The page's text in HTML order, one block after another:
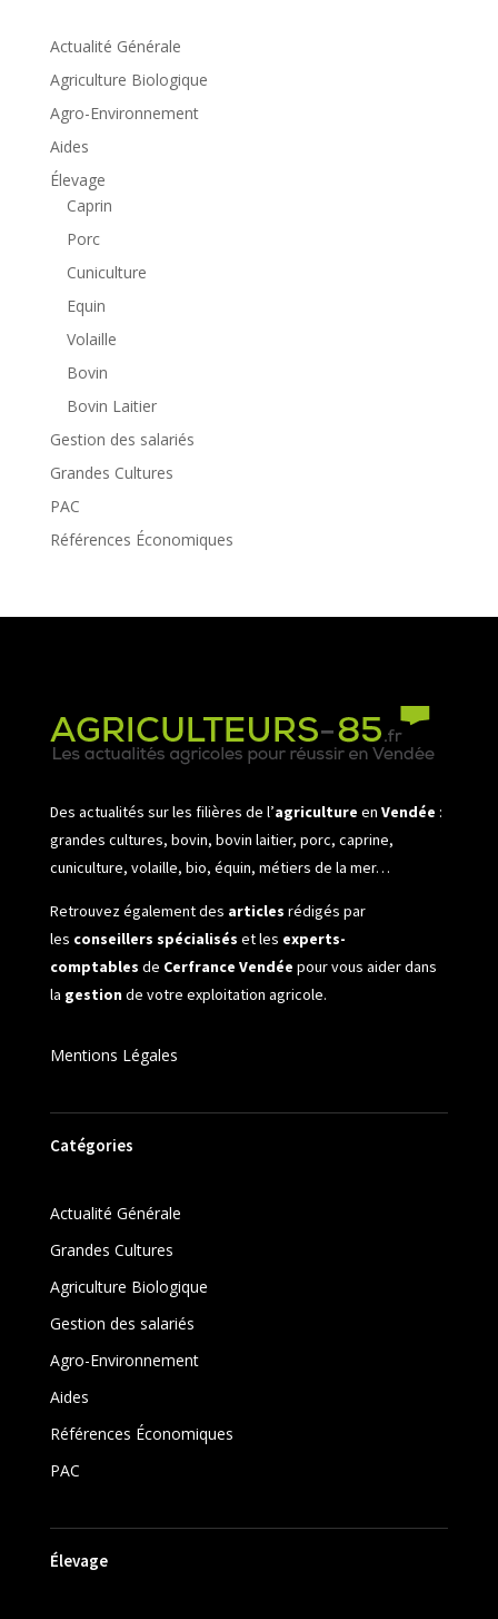
Actualité Générale
Agriculture Biologique
Agro-Environnement
Aides
Élevage
Caprin
Porc
Cuniculture
Equin
Volaille
Bovin
Bovin Laitier
Gestion des salariés
Grandes Cultures
PAC
Références Économiques
Des actualités sur les filières de l’agriculture en Vendée :
grandes cultures, bovin, bovin laitier, porc, caprine,
cuniculture, volaille, bio, équin, métiers de la mer…
Retrouvez également des articles rédigés par
les conseillers spécialisés et les experts-
comptables de Cerfrance Vendée pour vous aider dans
la gestionde votre exploitation agricole.
Mentions Légales
Catégories
Actualité Générale
Grandes Cultures
Agriculture Biologique
Gestion des salariés
Agro-Environnement
Aides
Références Économiques
PAC
Élevage